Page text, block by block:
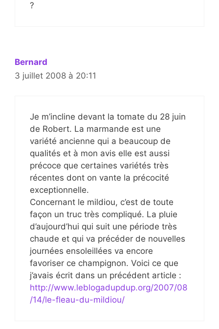
?
Bernard
3 juillet 2008 à 20:11
Je m’incline devant la tomate du 28 juin
de Robert. La marmande est une
variété ancienne qui a beaucoup de
qualités et à mon avis elle est aussi
précoce que certaines variétés très
récentes dont on vante la précocité
exceptionnelle.
Concernant le mildiou, c’est de toute
façon un truc très compliqué. La pluie
d’aujourd’hui qui suit une période très
chaude et qui va précéder de nouvelles
journées ensoleillées va encore
favoriser ce champignon. Voici ce que
j’avais écrit dans un précédent article :
http://www.leblogadupdup.org/2007/08
/14/le-fleau-du-mildiou/